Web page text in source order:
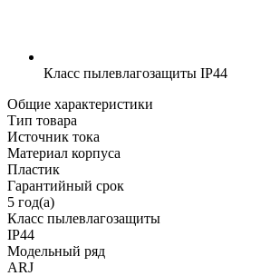
Класс пылевлагозащиты IP44
Общие характеристики
Тип товара
Источник тока
Материал корпуса
Пластик
Гарантийный срок
5 год(а)
Класс пылевлагозащиты
IP44
Модельный ряд
ARJ